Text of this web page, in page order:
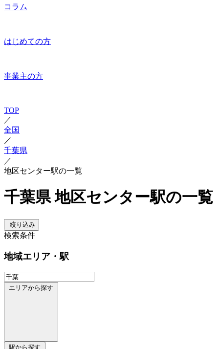
コラム
はじめての方
事業主の方
TOP
／
全国
／
千葉県
／
地区センター駅の一覧
千葉県 地区センター駅の一覧
絞り込み
検索条件
地域エリア・駅
エリアから探す
駅から探す